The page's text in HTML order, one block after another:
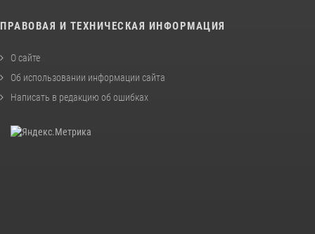
ПРАВОВАЯ И ТЕХНИЧЕСКАЯ ИНФОРМАЦИЯ
О сайте
Об использовании информации сайта
Написать в редакцию об ошибках